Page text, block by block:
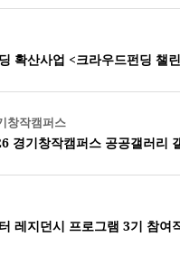
확산사업 <크라우드펀딩 챌
창작캠퍼스
경기창작캠퍼스 공공갤러리
레지던시 프로그램 3기 참여